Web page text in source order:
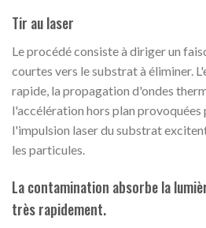
Tir au laser
Le procédé consiste à diriger un
courtes vers le substrat à éliminer.
rapide, la propagation d'ondes
l'accélération hors plan
l'impulsion laser du substrat
les particules.
La contamination absorbe la
très rapidement.